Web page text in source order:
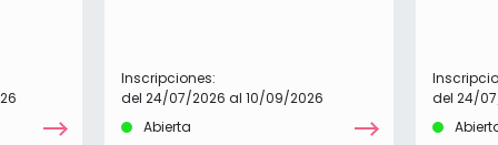
Inscripciones:
del 24/07/2026 al 10/09/2026
Abierta
del 24/